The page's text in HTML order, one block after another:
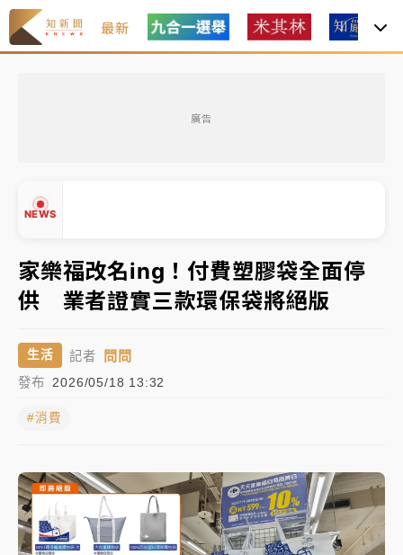
最新
廣告
NEWS
有片｜
連根拔起
中颱白海豚風雨來了！中部以北防豪雨 今晚、明天影
響最劇烈
白海豚逼近！北市水門只出不進 未移置車輛最高罰
油價持續凍漲！ 中油宣布下周一汽柴油價格維持不變
有片｜ 白海豚暴風圈逼近！新北淡水赫見龍捲風 榕樹
連根拔起
中颱白海豚風雨來了！中部以北防豪雨 今晚、明天影
家樂福改名ing！付費塑膠袋全面停
供 業者證實三款環保袋將絕版
生活 記者 問問
發布 2026/05/18 13:32
#消費